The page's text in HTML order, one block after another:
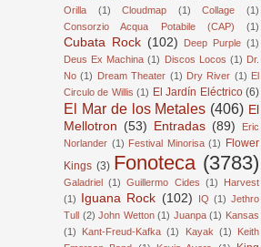
Orilla
(1) Cloudmap (1) Collage
(1)
Consorzio Acqua Potabile (CAP)
(1)
Cubata Rock (102) Deep Purple (1)
Deus Ex Machina (1) Discos Locos (1) Dr.
No (1) Dream Theater (1) Dry River (1) El
Circulo de Willis (1) El Jardín Eléctrico (6)
El Mar de los Metales (406) El
Mellotron (53) Entradas (89)
Eric
Norlander (1) Festival Minorisa (1)
Flower
Kings (3) Fonoteca (3783)
Galadriel (1) Guillermo Cides (1)
Harvest
(1)
Iguana Rock (102) IQ (1) Jethro
Tull (2) John Wetton (1) Juanpa (1) Kansas
(1)
Kant-Freud-Kafka (1) Kayak (1)
Keith